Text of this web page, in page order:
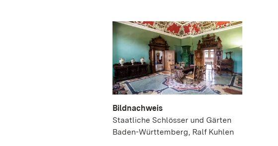
Bildnachweis
Staatliche Schlösser und Gärten
Baden-Württemberg, Ralf Kuhlen